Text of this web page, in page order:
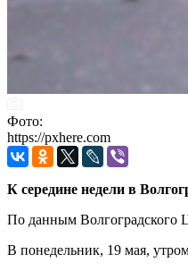
Фото:
https://pxhere.com
К середине недели в
По данным Волгоградского
В понедельник, 19 мая,